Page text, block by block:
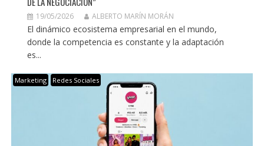
19/05/2026 ALBERTO MARÍN MORÁN
El dinámico ecosistema empresarial en el mundo,
donde la competencia es constante y la adaptación
es...
Marketing Redes Sociales